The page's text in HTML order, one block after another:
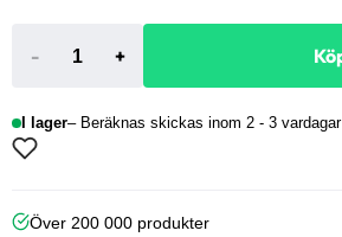
- +
I lager Beräknas skickas inom 2 - 3 vardagar
Över 200 000 produkter